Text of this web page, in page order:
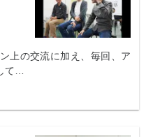
上の交流に加え、毎回、ア
て…